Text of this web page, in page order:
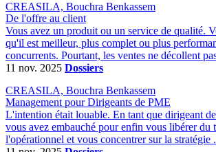
CREASILA, Bouchra Benkassem
De l'offre au client
Vous avez un produit ou un service de qualité.
qu'il est meilleur, plus complet ou plus
concurrents. Pourtant, les ventes ne décollent
11 nov. 2025 Dossiers
CREASILA, Bouchra Benkassem
Management pour Dirigeants de PME
L'intention était louable. En tant que dirigeant
vous avez embauché pour enfin vous libérer du
l'opérationnel et vous concentrer sur la stratégie